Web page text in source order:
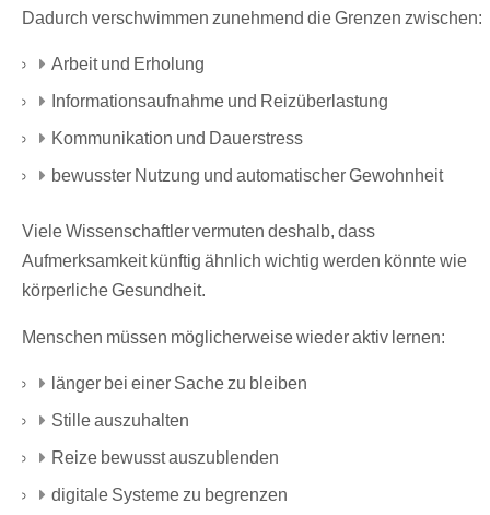
Dadurch verschwimmen zunehmend die Grenzen zwischen:
Arbeit und Erholung
Informationsaufnahme und Reizüberlastung
Kommunikation und Dauerstress
bewusster Nutzung und automatischer Gewohnheit
Viele Wissenschaftler vermuten deshalb, dass
Aufmerksamkeit künftig ähnlich wichtig werden könnte wie
körperliche Gesundheit.
Menschen müssen möglicherweise wieder aktiv lernen:
länger bei einer Sache zu bleiben
Stille auszuhalten
Reize bewusst auszublenden
digitale Systeme zu begrenzen